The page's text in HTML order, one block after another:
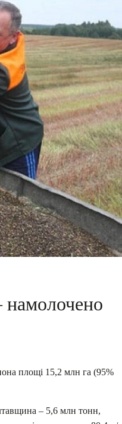
намолочено
площі 15,2 млн га (95%
– 5,6 млн тонн,